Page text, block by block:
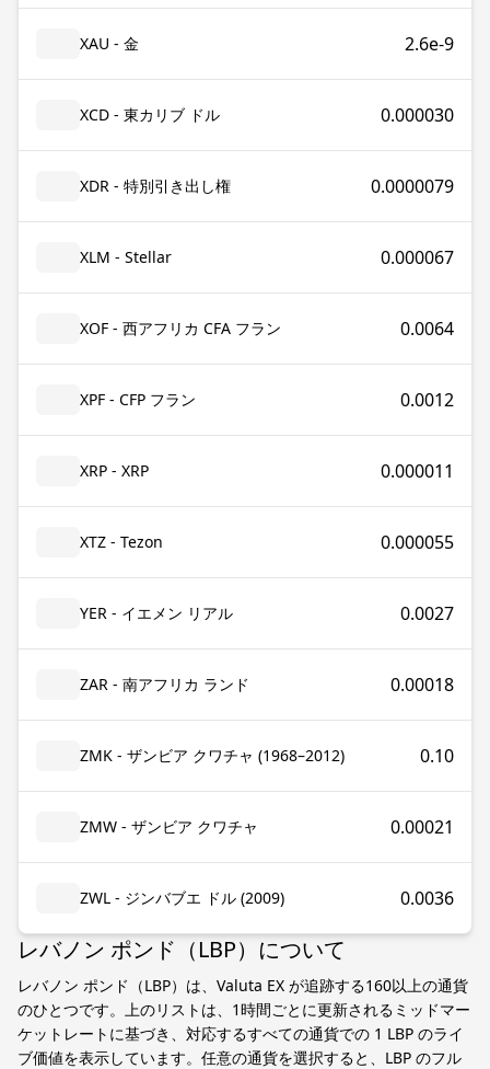
XAU - 金 2.6e-9
XCD - 東カリブ ドル 0.000030
XDR - 特別引き出し権 0.0000079
XLM - Stellar 0.000067
XOF - 西アフリカ CFA フラン 0.0064
XPF - CFP フラン 0.0012
XRP - XRP 0.000011
XTZ - Tezon 0.000055
YER - イエメン リアル 0.0027
ZAR - 南アフリカ ランド 0.00018
ZMK - ザンビア クワチャ (1968–2012) 0.10
ZMW - ザンビア クワチャ 0.00021
ZWL - ジンバブエ ドル (2009) 0.0036
レバノン ポンド（LBP）について
レバノン ポンド（LBP）は、Valuta EX が追跡する160以上の通貨
のひとつです。上のリストは、1時間ごとに更新されるミッドマー
ケットレートに基づき、対応するすべての通貨での 1 LBP のライ
ブ価値を表示しています。任意の通貨を選択すると、LBP のフル